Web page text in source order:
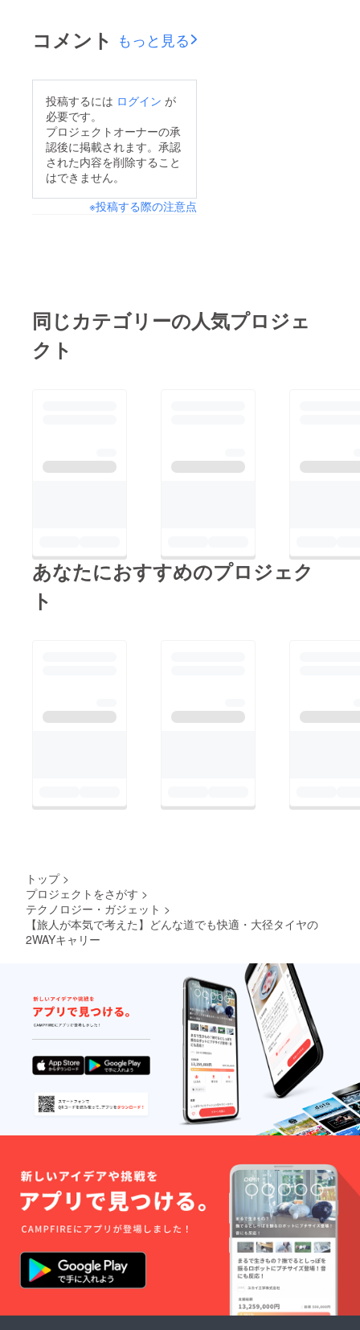
ルダーが付属されまし
た。NewサイズとNew
にはありません。こち
らは当店の公式オンラ
ンショップでの販売と
なります。画像クリッ
ショップへ飛べます。
コメント もっと見る
投稿するには ログイン が
必要です。
プロジェクトオーナーの承
認後に掲載されます。承認
された内容を削除すること
はできません。
※投稿する際の注意点
同じカテゴリーの人気プロジェ
クト
あなたにおすすめのプロジェク
ト
トップ >
プロジェクトをさがす >
テクノロジー・ガジェット >
【旅人が本気で考えた】どんな道でも快適・大径タイヤの
2WAYキャリー